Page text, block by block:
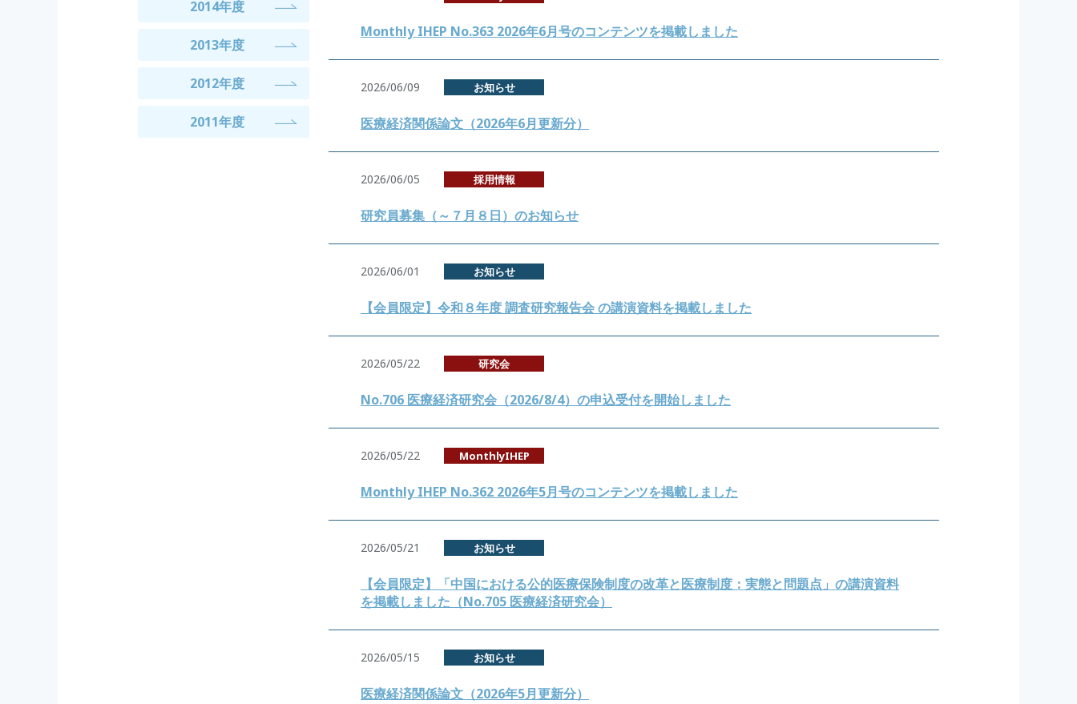
2014年度
2013年度
2012年度
2011年度
Monthly IHEP No.363 2026年6月号のコンテンツを掲載しました
2026/06/09 お知らせ
医療経済関係論文（2026年6月更新分）
2026/06/05 採用情報
研究員募集（～７月８日）のお知らせ
2026/06/01 お知らせ
【会員限定】令和８年度 調査研究報告会 の講演資料を掲載しました
2026/05/22 研究会
No.706 医療経済研究会（2026/8/4）の申込受付を開始しました
2026/05/22 MonthlyIHEP
Monthly IHEP No.362 2026年5月号のコンテンツを掲載しました
2026/05/21 お知らせ
【会員限定】「中国における公的医療保険制度の改革と医療制度：実態と問題点」の講演資料
を掲載しました（No.705 医療経済研究会）
2026/05/15 お知らせ
医療経済関係論文（2026年5月更新分）